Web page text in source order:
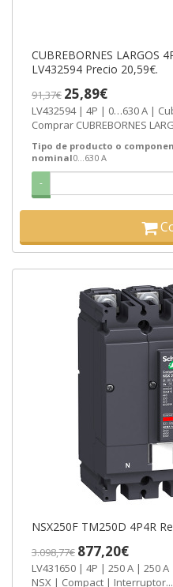
CUBREBORNES LARGOS
LV432594 Precio 20,59€.
91,37€ 25,89€
LV432594 | 4P | 0…630 A | Cubrebornes | Schneider Electric
Comprar CUBREBORNES
Tipo de producto o
nominal0…630 A
-
NSX250F TM250D 4P4R
3.098,77€ 877,20€
LV431650 | 4P | 250 A | 250 A | 36 kA | TM-D | LI | Compact
NSX | Compact | Interruptor...